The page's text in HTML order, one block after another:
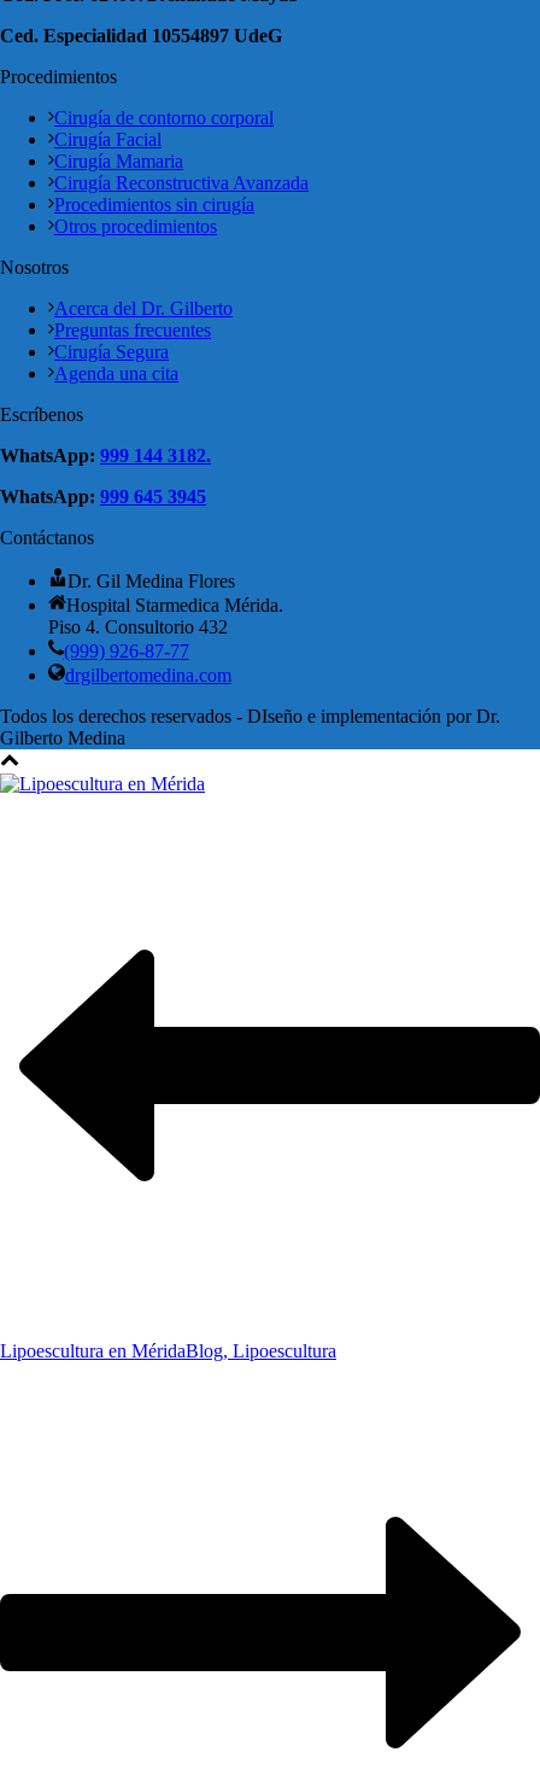
Ced. Especialidad 10554897 UdeG
Procedimientos
Cirugía de contorno corporal
Cirugía Facial
Cirugía Mamaria
Cirugía Reconstructiva Avanzada
Procedimientos sin cirugía
Otros procedimientos
Nosotros
Acerca del Dr. Gilberto
Preguntas frecuentes
Cirugía Segura
Agenda una cita
Escríbenos
WhatsApp: 999 144 3182.
WhatsApp: 999 645 3945
Contáctanos
Dr. Gil Medina Flores
Hospital Starmedica Mérida.
Piso 4. Consultorio 432
(999) 926-87-77
drgilbertomedina.com
Todos los derechos reservados - DIseño e implementación por Dr.
Gilberto Medina
Lipoescultura en MéridaBlog, Lipoescultura